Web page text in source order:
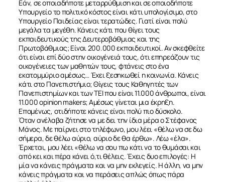
Εάν, σε οποιαδήποτε μεταρρύθμιση και σε οποιοδήποτε
Υπουργείο το πολιτικό κόστος είναι κάτι υπολογίσιμο, στο
Υπουργείο Παιδείας είναι τερατώδες. Γιατί είναι πολύ
μεγάλα τα μεγέθη. Κάνεις κάτι που θίγει τους
εκπαιδευτικούς της Δευτεροβάθμιας και της
Πρωτοβάθμιας; Είναι 200.000 εκπαιδευτικοί. Αν σκεφθείτε
ότι είναι επί δύο στην οικογένειά τους, ότι επηρεάζουν τις
οικογένειες των μαθητών τους, φτάνεις στο ένα
εκατομμύριο αμέσως… Έχει ξεσηκωθεί η κοινωνία. Κάνεις
κάτι στο Πανεπιστήμιο; Θίγεις τους Καθηγητές των
Πανεπιστημίων και των ΤΕΙ που είναι 11.000 άνθρωποι, είναι
11.000 opinion makers; Αμέσως γίνεται μια έκρηξη.
Επομένως, οτιδήποτε κάνεις είναι πολύ πιο δύσκολο.
Όταν ανέλαβα ζήτησε να με δει την ίδια μέρα ο Στέφανος
Μάνος. Με παίρνει στο τηλέφωνο, μου λέει «θέλω να σε δω
σήμερα, δε θέλω αύριο, αύριο δε θα έρθω». Λέω «έλα».
Έρχεται, μου λέει «θέλω να σου πω κάτι να το θυμάσαι και
από κει και πέρα κάνει ό,τι θέλεις. Έχεις δυο επιλογές: Η
μία να κάνεις πράγματα και να μην εκλεγείς. Η άλλη, να μην
κάνεις πράγματα και να περάσεις απλώς όπως πάρα